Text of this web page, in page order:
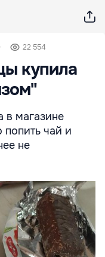
22 554
купила
в магазине
чай и
не